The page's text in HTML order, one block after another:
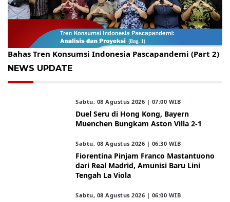
Gelar Kopdar, KBC Jakarta Raya Hadirkan Pakar Ritel
Bahas Tren Konsumsi Indonesia Pascapandemi (Part 2)
NEWS UPDATE
Sabtu, 08 Agustus 2026 | 07:00 WIB
Duel Seru di Hong Kong, Bayern
Muenchen Bungkam Aston Villa 2-1
Sabtu, 08 Agustus 2026 | 06:30 WIB
Fiorentina Pinjam Franco Mastantuono
dari Real Madrid, Amunisi Baru Lini
Tengah La Viola
Sabtu, 08 Agustus 2026 | 06:00 WIB